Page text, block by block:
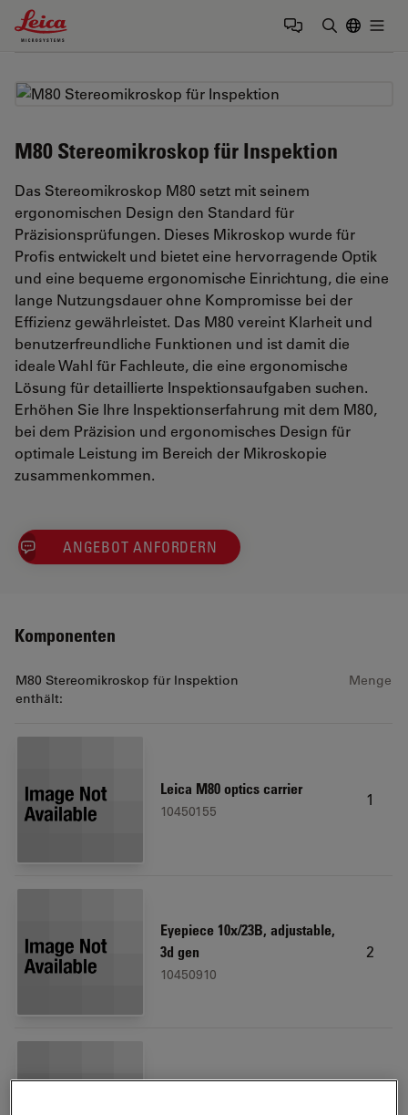
Leica Microsystems Logo
M80 Stereomikroskop für Inspektion
Das Stereomikroskop M80 setzt mit seinem
ergonomischen Design den Standard für
Präzisionsprüfungen. Dieses Mikroskop wurde für
Profis entwickelt und bietet eine hervorragende Optik
und eine bequeme ergonomische Einrichtung, die eine
lange Nutzungsdauer ohne Kompromisse bei der
Effizienz gewährleistet. Das M80 vereint Klarheit und
benutzerfreundliche Funktionen und ist damit die
ideale Wahl für Fachleute, die eine ergonomische
Lösung für detaillierte Inspektionsaufgaben suchen.
Erhöhen Sie Ihre Inspektionserfahrung mit dem M80,
bei dem Präzision und ergonomisches Design für
optimale Leistung im Bereich der Mikroskopie
zusammenkommen.
ANGEBOT ANFORDERN
Komponenten
M80 Stereomikroskop für Inspektion
enthält:
Menge
Leica M80 optics carrier
10450155
1
Eyepiece 10x/23B, adjustable,
3d gen
10450910
2